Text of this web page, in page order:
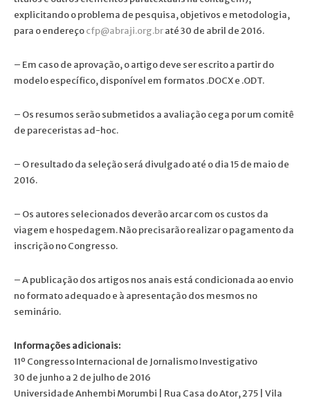
explicitando o problema de pesquisa, objetivos e metodologia,
para o endereçocfp@abraji.org.braté 30 de abril de 2016.
– Em caso de aprovação, o artigo deve ser escrito a partir do
modelo específico, disponível em formatos .DOCX e .ODT.
– Os resumos serão submetidos a avaliação cega por um comitê
de pareceristas ad-hoc.
– O resultado da seleção será divulgado até o dia 15 de maio de
2016.
– Os autores selecionados deverão arcar com os custos da
viagem e hospedagem. Não precisarão realizar o pagamento da
inscrição no Congresso.
– A publicação dos artigos nos anais está condicionada ao envio
no formato adequado e à apresentação dos mesmos no
seminário.
Informações adicionais:
11º Congresso Internacional de Jornalismo Investigativo
30 de junho a 2 de julho de 2016
Universidade Anhembi Morumbi | Rua Casa do Ator, 275 | Vila